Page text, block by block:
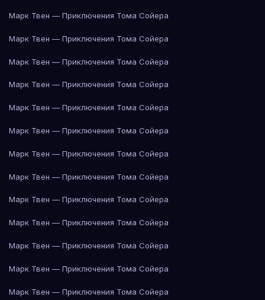
Марк Твен — Приключения Тома Сойера
Марк Твен — Приключения Тома Сойера
Марк Твен — Приключения Тома Сойера
Марк Твен — Приключения Тома Сойера
Марк Твен — Приключения Тома Сойера
Марк Твен — Приключения Тома Сойера
Марк Твен — Приключения Тома Сойера
Марк Твен — Приключения Тома Сойера
Марк Твен — Приключения Тома Сойера
Марк Твен — Приключения Тома Сойера
Марк Твен — Приключения Тома Сойера
Марк Твен — Приключения Тома Сойера
Марк Твен — Приключения Тома Сойера